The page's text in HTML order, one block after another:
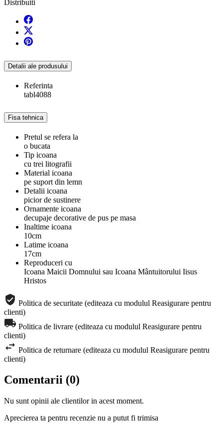
Distribuiti
Detalii ale produsului
Referinta
tabl4088
Fisa tehnica
Pretul se refera la
o bucata
Tip icoana
cu trei litografii
Material icoana
pe suport din lemn
Detalii icoana
picior de sustinere
Ornamente icoana
decupaje decorative de pus pe masa
Inaltime icoana
10cm
Latime icoana
17cm
Reproduceri cu
Icoana Maicii Domnului sau Icoana Mântuitorului Iisus
Hristos
Politica de securitate (editeaza cu modulul Reasigurare pentru
clienti)
Politica de livrare (editeaza cu modulul Reasigurare pentru
clienti)
Politica de returnare (editeaza cu modulul Reasigurare pentru
clienti)
Comentarii (0)
Nu sunt opinii ale clientilor in acest moment.
Aprecierea ta pentru recenzie nu a putut fi trimisa